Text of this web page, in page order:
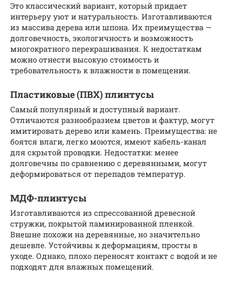
Это классический вариант, который придает
интерьеру уют и натуральность. Изготавливаются
из массива дерева или шпона. Их преимущества —
долговечность, экологичность и возможность
многократного перекрашивания. К недостаткам
можно отнести высокую стоимость и
требовательность к влажности в помещении.
Пластиковые (ПВХ) плинтусы
Самый популярный и доступный вариант.
Отличаются разнообразием цветов и фактур, могут
имитировать дерево или камень. Преимущества: не
боятся влаги, легко моются, имеют кабель-канал
для скрытой проводки. Недостатки: менее
долговечны по сравнению с деревянными, могут
деформироваться от перепадов температур.
МДФ-плинтусы
Изготавливаются из спрессованной древесной
стружки, покрытой ламинированной пленкой.
Внешне похожи на деревянные, но значительно
дешевле. Устойчивы к деформациям, просты в
уходе. Однако, плохо переносят контакт с водой и не
подходят для влажных помещений.